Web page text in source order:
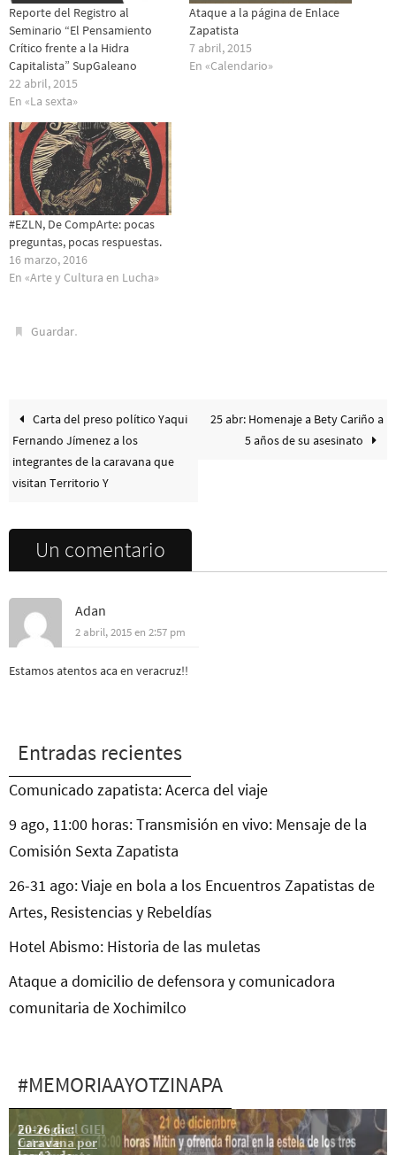
Reporte del Registro al
Seminario “El Pensamiento
Crítico frente a la Hidra
Capitalista” SupGaleano
22 abril, 2015
En «La sexta»
Ataque a la página de Enlace
Zapatista
7 abril, 2015
En «Calendario»
#EZLN, De CompArte: pocas
preguntas, pocas respuestas.
16 marzo, 2016
En «Arte y Cultura en Lucha»
Guardar.
Carta del preso político Yaqui
Fernando Jímenez a los
integrantes de la caravana que
visitan Territorio Y
25 abr: Homenaje a Bety Cariño a
5 años de su asesinato
Un comentario
Adan
2 abril, 2015 en 2:57 pm
Estamos atentos aca en veracruz!!
Entradas recientes
Comunicado zapatista: Acerca del viaje
9 ago, 11:00 horas: Transmisión en vivo: Mensaje de la
Comisión Sexta Zapatista
26-31 ago: Viaje en bola a los Encuentros Zapatistas de
Artes, Resistencias y Rebeldías
Hotel Abismo: Historia de las muletas
Ataque a domicilio de defensora y comunicadora
comunitaria de Xochimilco
#MEMORIAAYOTZINAPA
20-26 dic:
Caravana por
Entrega el GIEI
ruta de